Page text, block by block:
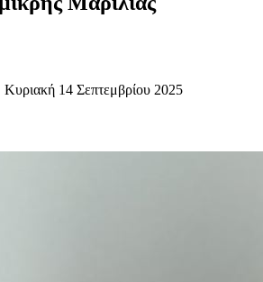
Κυριακή 14 Σεπτεμβρίου 2025